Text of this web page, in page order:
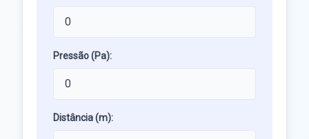
Pressão (Pa):
Distância (m):